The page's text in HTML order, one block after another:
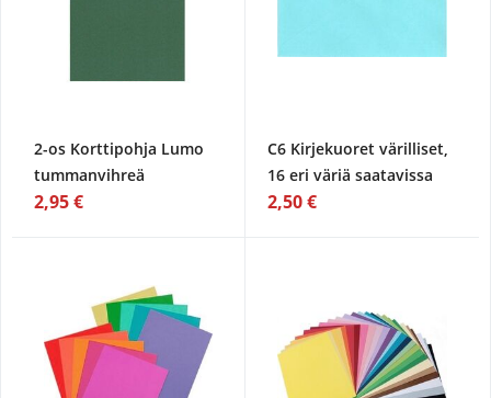
2-os Korttipohja Lumo
tummanvihreä
2,95 €
C6 Kirjekuoret värilliset,
16 eri väriä saatavissa
2,50 €